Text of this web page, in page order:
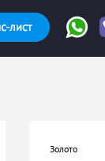
Золото